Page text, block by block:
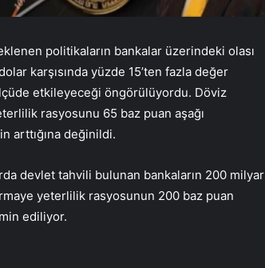
politikaların bankalar üzerindeki olası
karşısında yüzde 15’ten fazla değer
etkileyeceği öngörülüyordu. Döviz
rasyosunu 65 baz puan aşağı
arttığına değinildi.
devlet tahvili bulunan bankaların 200 milyar
yeterlilik rasyosunun 200 baz puan
ediliyor.